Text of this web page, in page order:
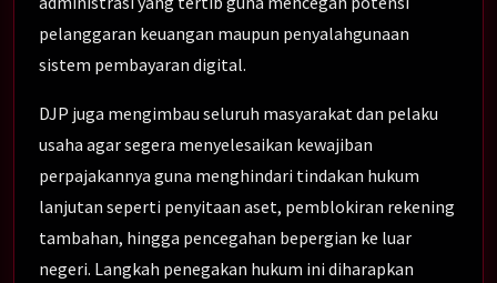
pelanggaran keuangan maupun penyalahgunaan
sistem pembayaran digital.
DJP juga mengimbau seluruh masyarakat dan pelaku
usaha agar segera menyelesaikan kewajiban
perpajakannya guna menghindari tindakan hukum
lanjutan seperti penyitaan aset, pemblokiran rekening
tambahan, hingga pencegahan bepergian ke luar
negeri. Langkah penegakan hukum ini diharapkan